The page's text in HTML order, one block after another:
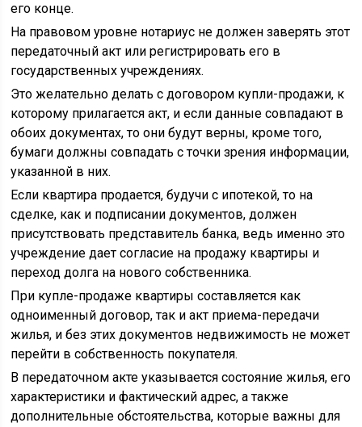
его конце.
На правовом уровне нотариус не должен заверять этот
передаточный акт или регистрировать его в
государственных учреждениях.
Это желательно делать с договором купли-продажи, к
которому прилагается акт, и если данные совпадают в
обоих документах, то они будут верны, кроме того,
бумаги должны совпадать с точки зрения информации,
указанной в них.
Если квартира продается, будучи с ипотекой, то на
сделке, как и подписании документов, должен
присутствовать представитель банка, ведь именно это
учреждение дает согласие на продажу квартиры и
переход долга на нового собственника.
При купле-продаже квартиры составляется как
одноименный договор, так и акт приема-передачи
жилья, и без этих документов недвижимость не может
перейти в собственность покупателя.
В передаточном акте указывается состояние жилья, его
характеристики и фактический адрес, а также
дополнительные обстоятельства, которые важны для